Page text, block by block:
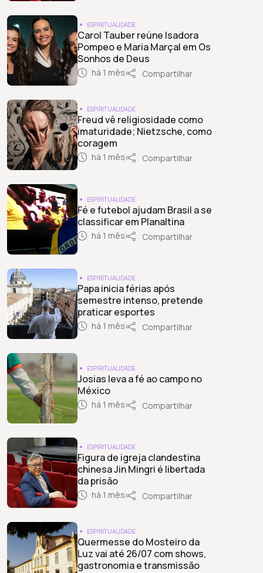
ESPIRITUALIDADE
Carol Tauber reúne Isadora
Pompeo e Maria Marçal em Os
Sonhos de Deus
há 1 mês Compartilhar
ESPIRITUALIDADE
Freud vê religiosidade como
imaturidade; Nietzsche, como
coragem
há 1 mês Compartilhar
ESPIRITUALIDADE
Fé e futebol ajudam Brasil a se
classificar em Planaltina
há 1 mês Compartilhar
ESPIRITUALIDADE
Papa inicia férias após
semestre intenso, pretende
praticar esportes
há 1 mês Compartilhar
ESPIRITUALIDADE
Josias leva a fé ao campo no
México
há 1 mês Compartilhar
ESPIRITUALIDADE
Figura de igreja clandestina
chinesa Jin Mingri é libertada
da prisão
há 1 mês Compartilhar
ESPIRITUALIDADE
Quermesse do Mosteiro da
Luz vai até 26/07 com shows,
gastronomia e transmissão